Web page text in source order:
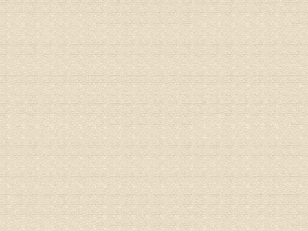
专家回
姓名
病情描
专家回
物灌注
由于你
姓名
病情描
专家回
由于来